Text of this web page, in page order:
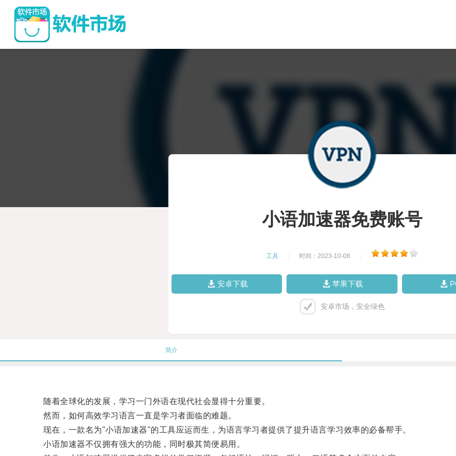
小语加速器免费账号
工具 时间：2023-10-08
安卓下载 苹果下载
安卓市场，安全绿色
简介
随着全球化的发展，学习一门外语在现代社会显得十分重要。
然而，如何高效学习语言一直是学习者面临的难题。
现在，一款名为"小语加速器"的工具应运而生，为语言学习者提供了提升语言学习效率的必备帮手。
小语加速器不仅拥有强大的功能，同时极其简便易用。